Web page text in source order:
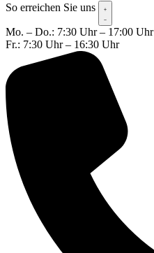
So erreichen Sie uns
Mo. – Do.: 7:30 Uhr – 17:00 Uhr
Fr.: 7:30 Uhr – 16:30 Uhr